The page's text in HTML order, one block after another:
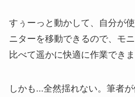
すぅーっと動かして、自分が
ニターを移動できるので、モ
比べて遥かに快適に作業できま
しかも...全然揺れない。筆者